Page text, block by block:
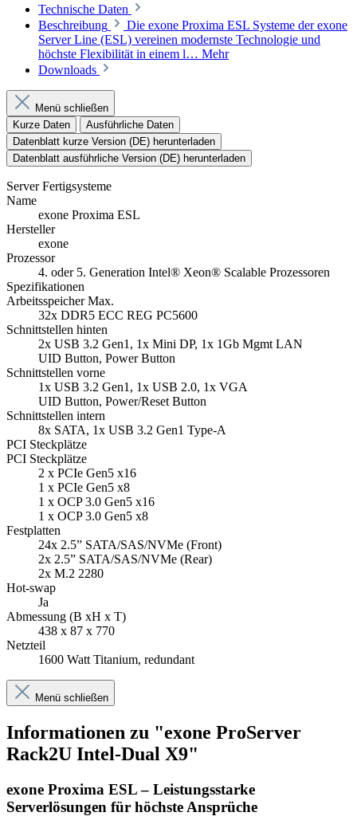
Technische Daten
Beschreibung
Die exone Proxima ESL Systeme der exone
Server Line (ESL) vereinen modernste Technologie und
höchste Flexibilität in einem l… Mehr
Downloads
Menü schließen
Kurze Daten
Ausführliche Daten
Datenblatt kurze Version (DE) herunterladen
Datenblatt ausführliche Version (DE) herunterladen
Server Fertigsysteme
Name
exone Proxima ESL
Hersteller
exone
Prozessor
4. oder 5. Generation Intel® Xeon® Scalable Prozessoren
Spezifikationen
Arbeitsspeicher Max.
32x DDR5 ECC REG PC5600
Schnittstellen hinten
2x USB 3.2 Gen1, 1x Mini DP, 1x 1Gb Mgmt LAN
UID Button, Power Button
Schnittstellen vorne
1x USB 3.2 Gen1, 1x USB 2.0, 1x VGA
UID Button, Power/Reset Button
Schnittstellen intern
8x SATA, 1x USB 3.2 Gen1 Type-A
PCI Steckplätze
PCI Steckplätze
2 x PCIe Gen5 x16
1 x PCIe Gen5 x8
1 x OCP 3.0 Gen5 x16
1 x OCP 3.0 Gen5 x8
Festplatten
24x 2.5” SATA/SAS/NVMe (Front)
2x 2.5” SATA/SAS/NVMe (Rear)
2x M.2 2280
Hot-swap
Ja
Abmessung (B xH x T)
438 x 87 x 770
Netzteil
1600 Watt Titanium, redundant
Menü schließen
Informationen zu "exone ProServer
Rack2U Intel-Dual X9"
exone Proxima ESL – Leistungsstarke
Serverlösungen für höchste Ansprüche